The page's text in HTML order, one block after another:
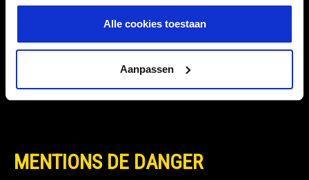
Alle cookies toestaan
Aanpassen
Intrastat 34022051
MENTIONS DE DANGER